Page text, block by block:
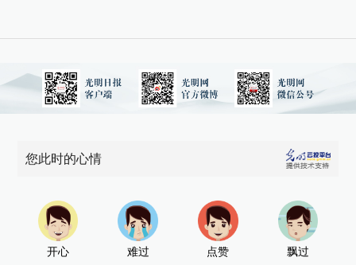
您此时的心情
开心 难过 点赞 飘过